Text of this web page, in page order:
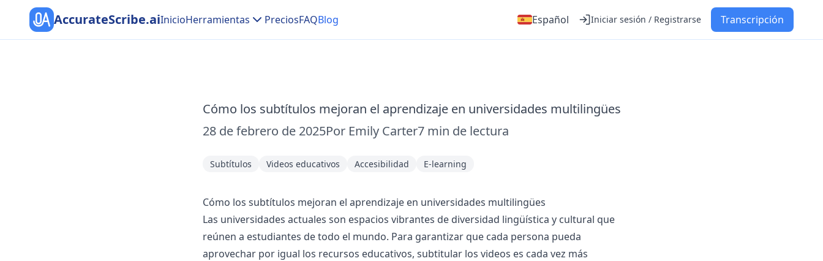
AccurateScribe.aiInicioHerramientas PreciosFAQBlog Español Iniciar sesión / Registrarse Transcripción
Cómo los subtítulos mejoran el aprendizaje en universidades multilingües
28 de febrero de 2025Por Emily Carter7 min de lectura
Subtítulos Videos educativos Accesibilidad E-learning
Cómo los subtítulos mejoran el aprendizaje en universidades multilingües
Las universidades actuales son espacios vibrantes de diversidad lingüística y cultural que
reúnen a estudiantes de todo el mundo. Para garantizar que cada persona pueda
aprovechar por igual los recursos educativos, subtitular los videos es cada vez más